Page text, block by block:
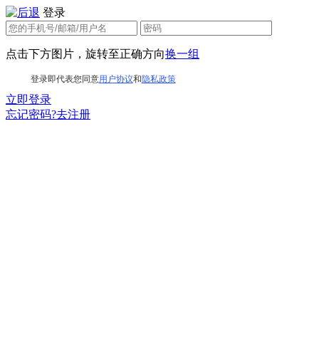
登录
点击下方图片，旋转至正确方向换一组
登录即代表您同意用户协议和隐私政策
立即登录
忘记密码?去注册